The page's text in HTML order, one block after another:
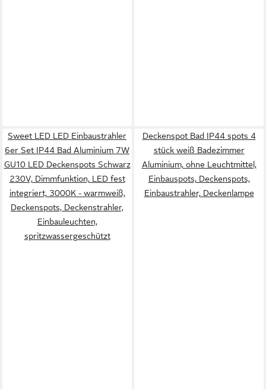
Sweet LED LED Einbaustrahler
6er Set IP44 Bad Aluminium 7W
GU10 LED Deckenspots Schwarz
230V, Dimmfunktion, LED fest
integriert, 3000K - warmweiß,
Deckenspots, Deckenstrahler,
Einbauleuchten,
spritzwassergeschützt
Deckenspot Bad IP44 spots 4
stück weiß Badezimmer
Aluminium, ohne Leuchtmittel,
Einbauspots, Deckenspots,
Einbaustrahler, Deckenlampe